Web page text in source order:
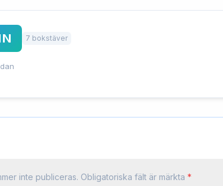
7 bokstäver
inte publiceras. Obligatoriska fält är märkta *